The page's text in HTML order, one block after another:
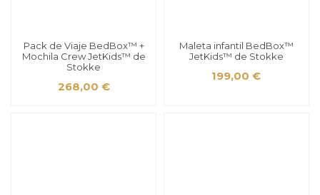
Pack de Viaje BedBox™ +
Mochila Crew JetKids™ de
Stokke
268,00 €
Maleta infantil BedBox™
JetKids™ de Stokke
199,00 €